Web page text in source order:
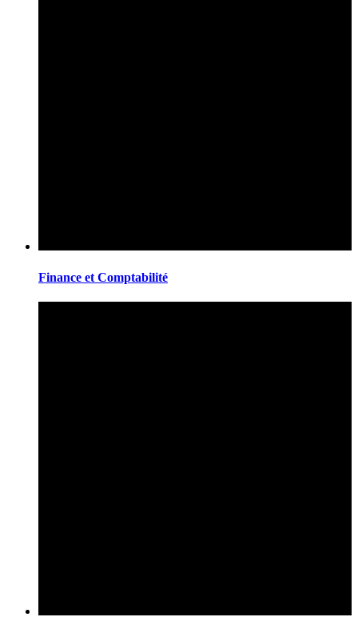
Finance et Comptabilité